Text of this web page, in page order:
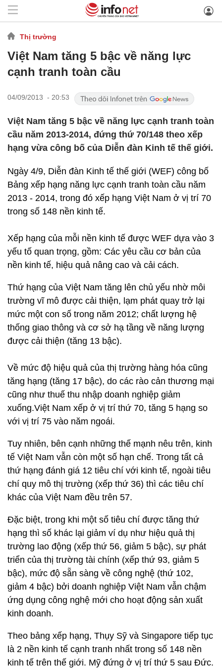
Thị trường
Việt Nam tăng 5 bậc về năng lực
cạnh tranh toàn cầu
04/09/2013 - 20:53
Việt Nam tăng 5 bậc về năng lực cạnh tranh toàn
cầu năm 2013-2014, đứng thứ 70/148 theo xếp
hạng vừa công bố của Diễn đàn Kinh tế thế giới.
Ngày 4/9, Diễn đàn Kinh tế thế giới (WEF) công bố
Bảng xếp hạng năng lực cạnh tranh toàn cầu năm
2013 - 2014, trong đó xếp hạng Việt Nam ở vị trí 70
trong số 148 nền kinh tế.
Xếp hạng của mỗi nền kinh tế được WEF dựa vào 3
yếu tố quan trọng, gồm: Các yêu cầu cơ bản của
nền kinh tế, hiệu quả nâng cao và cải cách.
Thứ hạng của Việt Nam tăng lên chủ yếu nhờ môi
trường vĩ mô được cải thiện, lạm phát quay trở lại
mức một con số trong năm 2012; chất lượng hệ
thống giao thông và cơ sở hạ tầng về năng lượng
được cải thiện (tăng 13 bậc).
Về mức độ hiệu quả của thị trường hàng hóa cũng
tăng hạng (tăng 17 bậc), do các rào cản thương mại
cũng như thuế thu nhập doanh nghiệp giảm
xuống.Việt Nam xếp ở vị trí thứ 70, tăng 5 hạng so
với vị trí 75 vào năm ngoái.
Tuy nhiên, bên cạnh những thế mạnh nêu trên, kinh
tế Việt Nam vẫn còn một số hạn chế. Trong tất cả
thứ hạng đánh giá 12 tiêu chí với kinh tế, ngoài tiêu
chí quy mô thị trường (xếp thứ 36) thì các tiêu chí
khác của Việt Nam đều trên 57.
Đặc biệt, trong khi một số tiêu chí được tăng thứ
hạng thì số khác lại giảm ví dụ như hiệu quả thị
trường lao động (xếp thứ 56, giảm 5 bậc), sự phát
triển của thị trường tài chính (xếp thứ 93, giảm 5
bậc), mức độ sẵn sàng về công nghệ (thứ 102,
giảm 4 bậc) bởi doanh nghiệp Việt Nam vẫn chậm
ứng dụng công nghệ mới cho hoạt động sản xuất
kinh doanh.
Theo bảng xếp hạng, Thụy Sỹ và Singapore tiếp tục
là 2 nền kinh tế cạnh tranh nhất trong số 148 nền
kinh tế trên thế giới. Mỹ đứng ở vị trí thứ 5 sau Đức.